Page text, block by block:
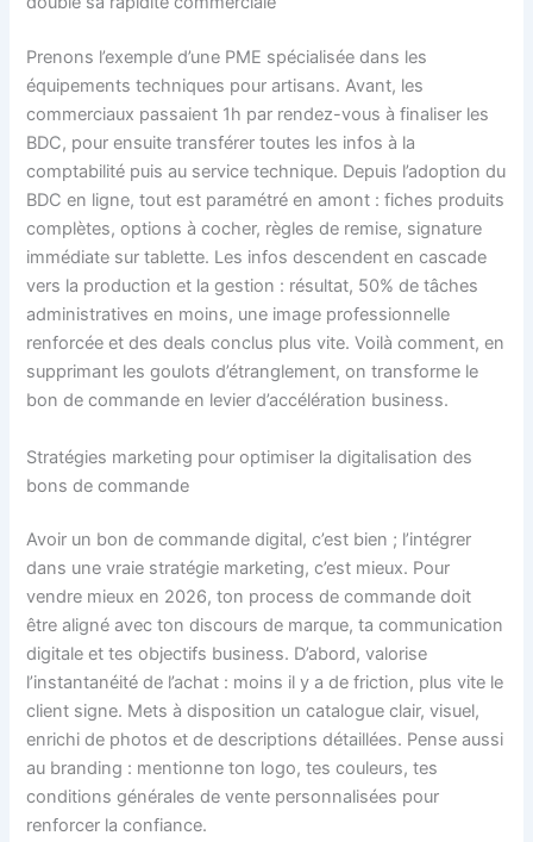
Prenons l’exemple d’une PME spécialisée dans les
équipements techniques pour artisans. Avant, les
commerciaux passaient 1h par rendez-vous à finaliser les
BDC, pour ensuite transférer toutes les infos à la
comptabilité puis au service technique. Depuis l’adoption du
BDC en ligne, tout est paramétré en amont : fiches produits
complètes, options à cocher, règles de remise, signature
immédiate sur tablette. Les infos descendent en cascade
vers la production et la gestion : résultat, 50% de tâches
administratives en moins, une image professionnelle
renforcée et des deals conclus plus vite. Voilà comment, en
supprimant les goulots d’étranglement, on transforme le
bon de commande en levier d’accélération business.
Stratégies marketing pour optimiser la digitalisation des
bons de commande
Avoir un bon de commande digital, c’est bien ; l’intégrer
dans une vraie stratégie marketing, c’est mieux. Pour
vendre mieux en 2026, ton process de commande doit
être aligné avec ton discours de marque, ta communication
digitale et tes objectifs business. D’abord, valorise
l’instantanéité de l’achat : moins il y a de friction, plus vite le
client signe. Mets à disposition un catalogue clair, visuel,
enrichi de photos et de descriptions détaillées. Pense aussi
au branding : mentionne ton logo, tes couleurs, tes
conditions générales de vente personnalisées pour
renforcer la confiance.